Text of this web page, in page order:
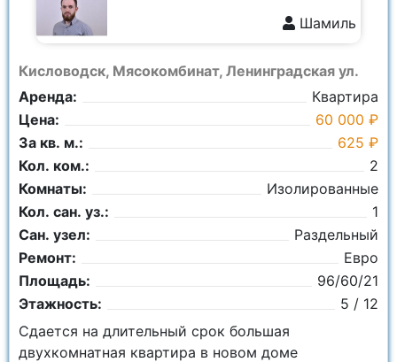
Кисловодск, Мясокомбинат, Ленинградская ул.
Аренда:
Квартира
Цена:
60 000 ₽
За кв. м.:
625 ₽
Кол. ком.:
2
Комнаты:
Изолированные
Кол. сан. уз.:
1
Сан. узел:
Раздельный
Ремонт:
Евро
Площадь:
96/60/21
Этажность:
5 / 12
Шамиль
Сдается на длительный срок большая
двухкомнатная квартира в новом доме